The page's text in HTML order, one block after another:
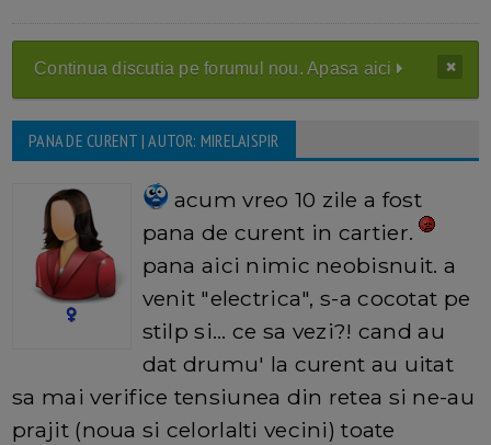
Continua discutia pe forumul nou. Apasa aici
PANA DE CURENT | AUTOR: MIRELAISPIR
acum vreo 10 zile a fost
pana de curent in cartier.
pana aici nimic neobisnuit. a
venit "electrica", s-a cocotat pe
stilp si... ce sa vezi?! cand au
dat drumu' la curent au uitat
sa mai verifice tensiunea din retea si ne-au
prajit (noua si celorlalti vecini) toate